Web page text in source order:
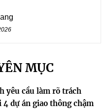
MỤC
yêu cầu làm rõ trách
4 dự án giao thông chậm